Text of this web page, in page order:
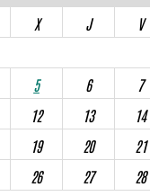
X J V
5 6 7
12 13 14
19 20 21
26 27 28